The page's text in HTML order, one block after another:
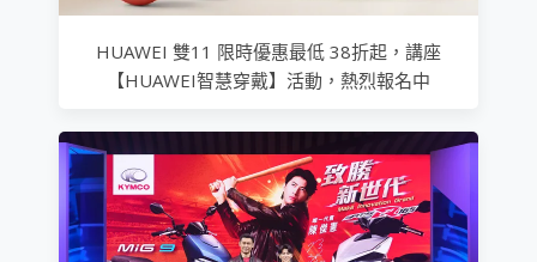
HUAWEI 雙11 限時優惠最低 38折起，講座
【HUAWEI智慧穿戴】活動，熱烈報名中